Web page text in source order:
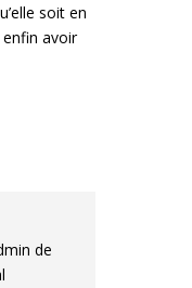
soit en
avoir
de